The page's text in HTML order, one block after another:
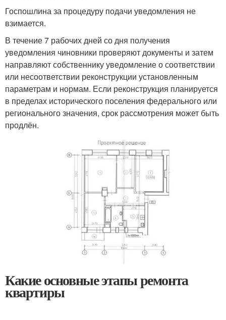
Госпошлина за процедуру подачи уведомления не
взимается.
В течение 7 рабочих дней со дня получения
уведомления чиновники проверяют документы и затем
направляют собственнику уведомление о соответствии
или несоответствии реконструкции установленным
параметрам и нормам. Если реконструкция планируется
в пределах исторического поселения федерального или
регионального значения, срок рассмотрения может быть
продлён.
Какие основные этапы ремонта
квартиры